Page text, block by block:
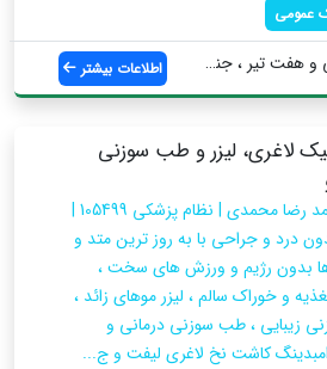
عمومی
هفت تیر ، جنب ... اطلاعات بیشتر
لاغری، لیزر و طب سوزنی
دکتر محمد رضا محمدی | نظام پزشکی 105499 |
درد و جراحی با به روز ترین متد و
بدون رژیم و ورزش های سخت ،
و خوراک سالم ، لیزر موهای زائد ،
زیبایی ، طب سوزنی درمانی و
کاشت نخ لاغری لیفت و ج...